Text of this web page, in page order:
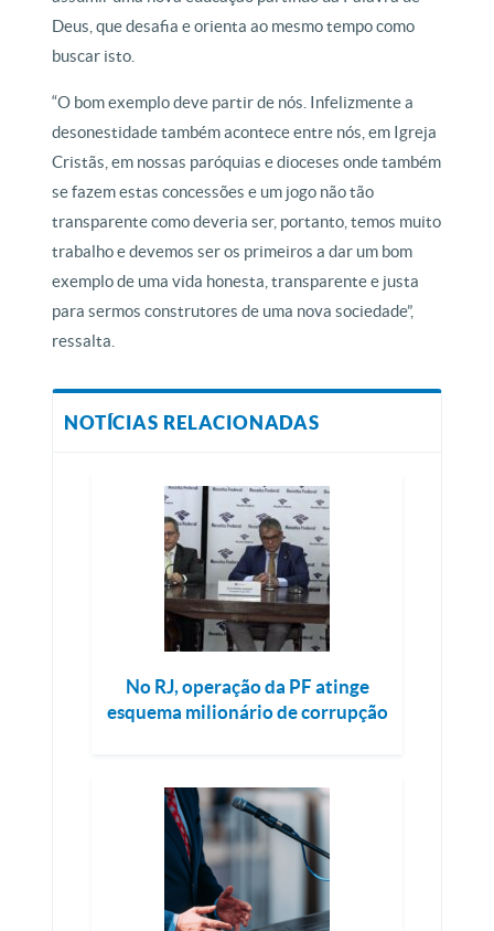
Deus, que desafia e orienta ao mesmo tempo como
buscar isto.
“O bom exemplo deve partir de nós. Infelizmente a
desonestidade também acontece entre nós, em Igreja
Cristãs, em nossas paróquias e dioceses onde também
se fazem estas concessões e um jogo não tão
transparente como deveria ser, portanto, temos muito
trabalho e devemos ser os primeiros a dar um bom
exemplo de uma vida honesta, transparente e justa
para sermos construtores de uma nova sociedade”,
ressalta.
NOTÍCIAS RELACIONADAS
No RJ, operação da PF atinge
esquema milionário de corrupção